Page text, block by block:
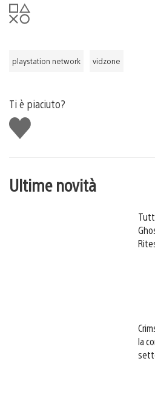
playstation network vidzone
Ti è piaciuto?
Mi
piace
Ultime novità
la